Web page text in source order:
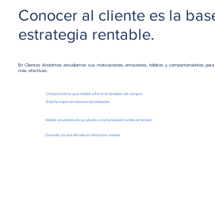
Conocer al cliente es la
estrategia rentable.
En Clientes Anónimos estudiamos sus motivaciones, emociones, hábitos y comportamientos
más efectivas.
Comprende lo que motiva y frena la decisión de compra
Diseña experiencias personalizadas
Válida conceptos de producto o comunicación antes de lanzar
Conecta con tus clientes en todos los niveles